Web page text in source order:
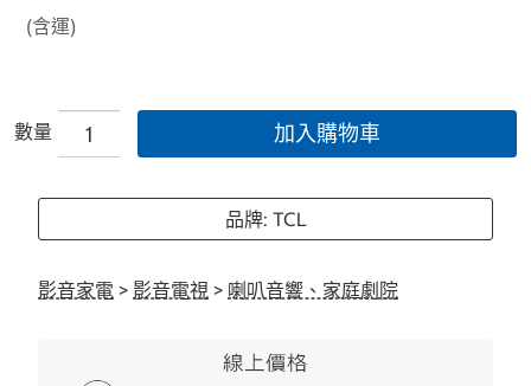
(含運)
數量 加入購物車
品牌: TCL
影音家電 > 影音電視 > 喇叭音響、家庭劇院